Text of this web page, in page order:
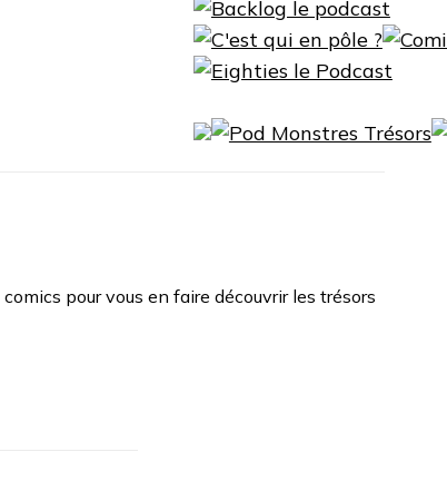
pour vous en faire découvrir les trésors